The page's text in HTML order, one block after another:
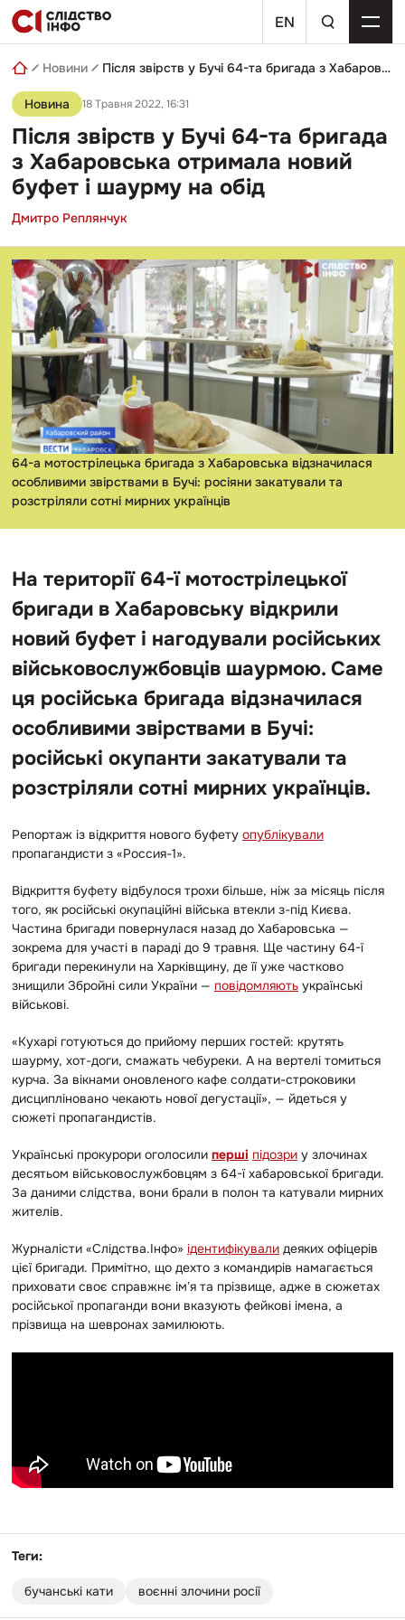
Skip
to
content
EN
пошуковий
запит
Новини Після звірств у Бучі 64-та бригада з Хабаровська отримала новий буфет і шаурму на обід
Новина 18 Травня 2022, 16:31
Після звірств у Бучі 64-та бригада
з Хабаровська отримала новий
буфет і шаурму на обід
Дмитро Реплянчук
64-а мотострілецька бригада з Хабаровська відзначилася
особливими звірствами в Бучі: росіяни закатували та
розстріляли сотні мирних українців
На території 64-ї мотострілецької
бригади в Хабаровську відкрили
новий буфет і нагодували російських
військовослужбовців шаурмою. Саме
ця російська бригада відзначилася
особливими звірствами в Бучі:
російські окупанти закатували та
розстріляли сотні мирних українців.
Репортаж із відкриття нового буфету опублікували
пропагандисти з «Россия-1».
Відкриття буфету відбулося трохи більше, ніж за місяць після
того, як російські окупаційні війська втекли з-під Києва.
Частина бригади повернулася назад до Хабаровська —
зокрема для участі в параді до 9 травня. Ще частину 64-ї
бригади перекинули на Харківщину, де її уже частково
знищили Збройні сили України — повідомляють українські
військові.
«Кухарі готуються до прийому перших гостей: крутять
шаурму, хот-доги, смажать чебуреки. А на вертелі томиться
курча. За вікнами оновленого кафе солдати-строковики
дисципліновано чекають нової дегустації», — йдеться у
сюжеті пропагандистів.
Українські прокурори оголосили перші підозри у злочинах
десятьом військовослужбовцям з 64-ї хабаровської бригади.
За даними слідства, вони брали в полон та катували мирних
жителів.
Журналісти «Слідства.Інфо» ідентифікували деяких офіцерів
цієї бригади. Примітно, що дехто з командирів намагається
приховати своє справжнє імʼя та прізвище, адже в сюжетах
російської пропаганди вони вказують фейкові імена, а
прізвища на шевронах замилюють.
Теги:
бучанські кати воєнні злочини росії